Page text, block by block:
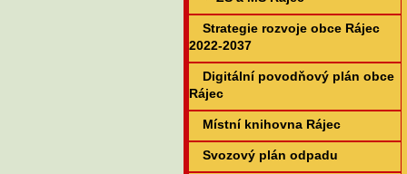
Strategie rozvoje obce Rájec
2022-2037
Digitální povodňový plán obce
Rájec
Místní knihovna Rájec
Svozový plán odpadu